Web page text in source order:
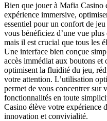
Bien que jouer à Mafia Casino
expérience immersive,
essentiel pour un confort de
vous bénéficiez d’une vue
mais il est crucial que tous les
Une interface bien conçue
accès immédiat aux boutons
optimisent la fluidité du jeu,
votre attention. L’utilisation
permet de vous concentrer sur
fonctionnalités en toute
Casino élève votre expérience
innovation et convivialité.